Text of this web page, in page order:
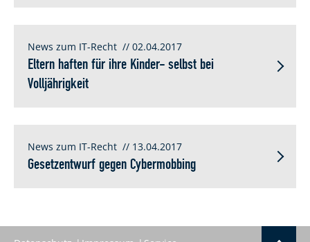
News zum IT-Recht // 02.04.2017
Eltern haften für ihre Kinder- selbst bei
Volljährigkeit
News zum IT-Recht // 13.04.2017
Gesetzentwurf gegen Cybermobbing